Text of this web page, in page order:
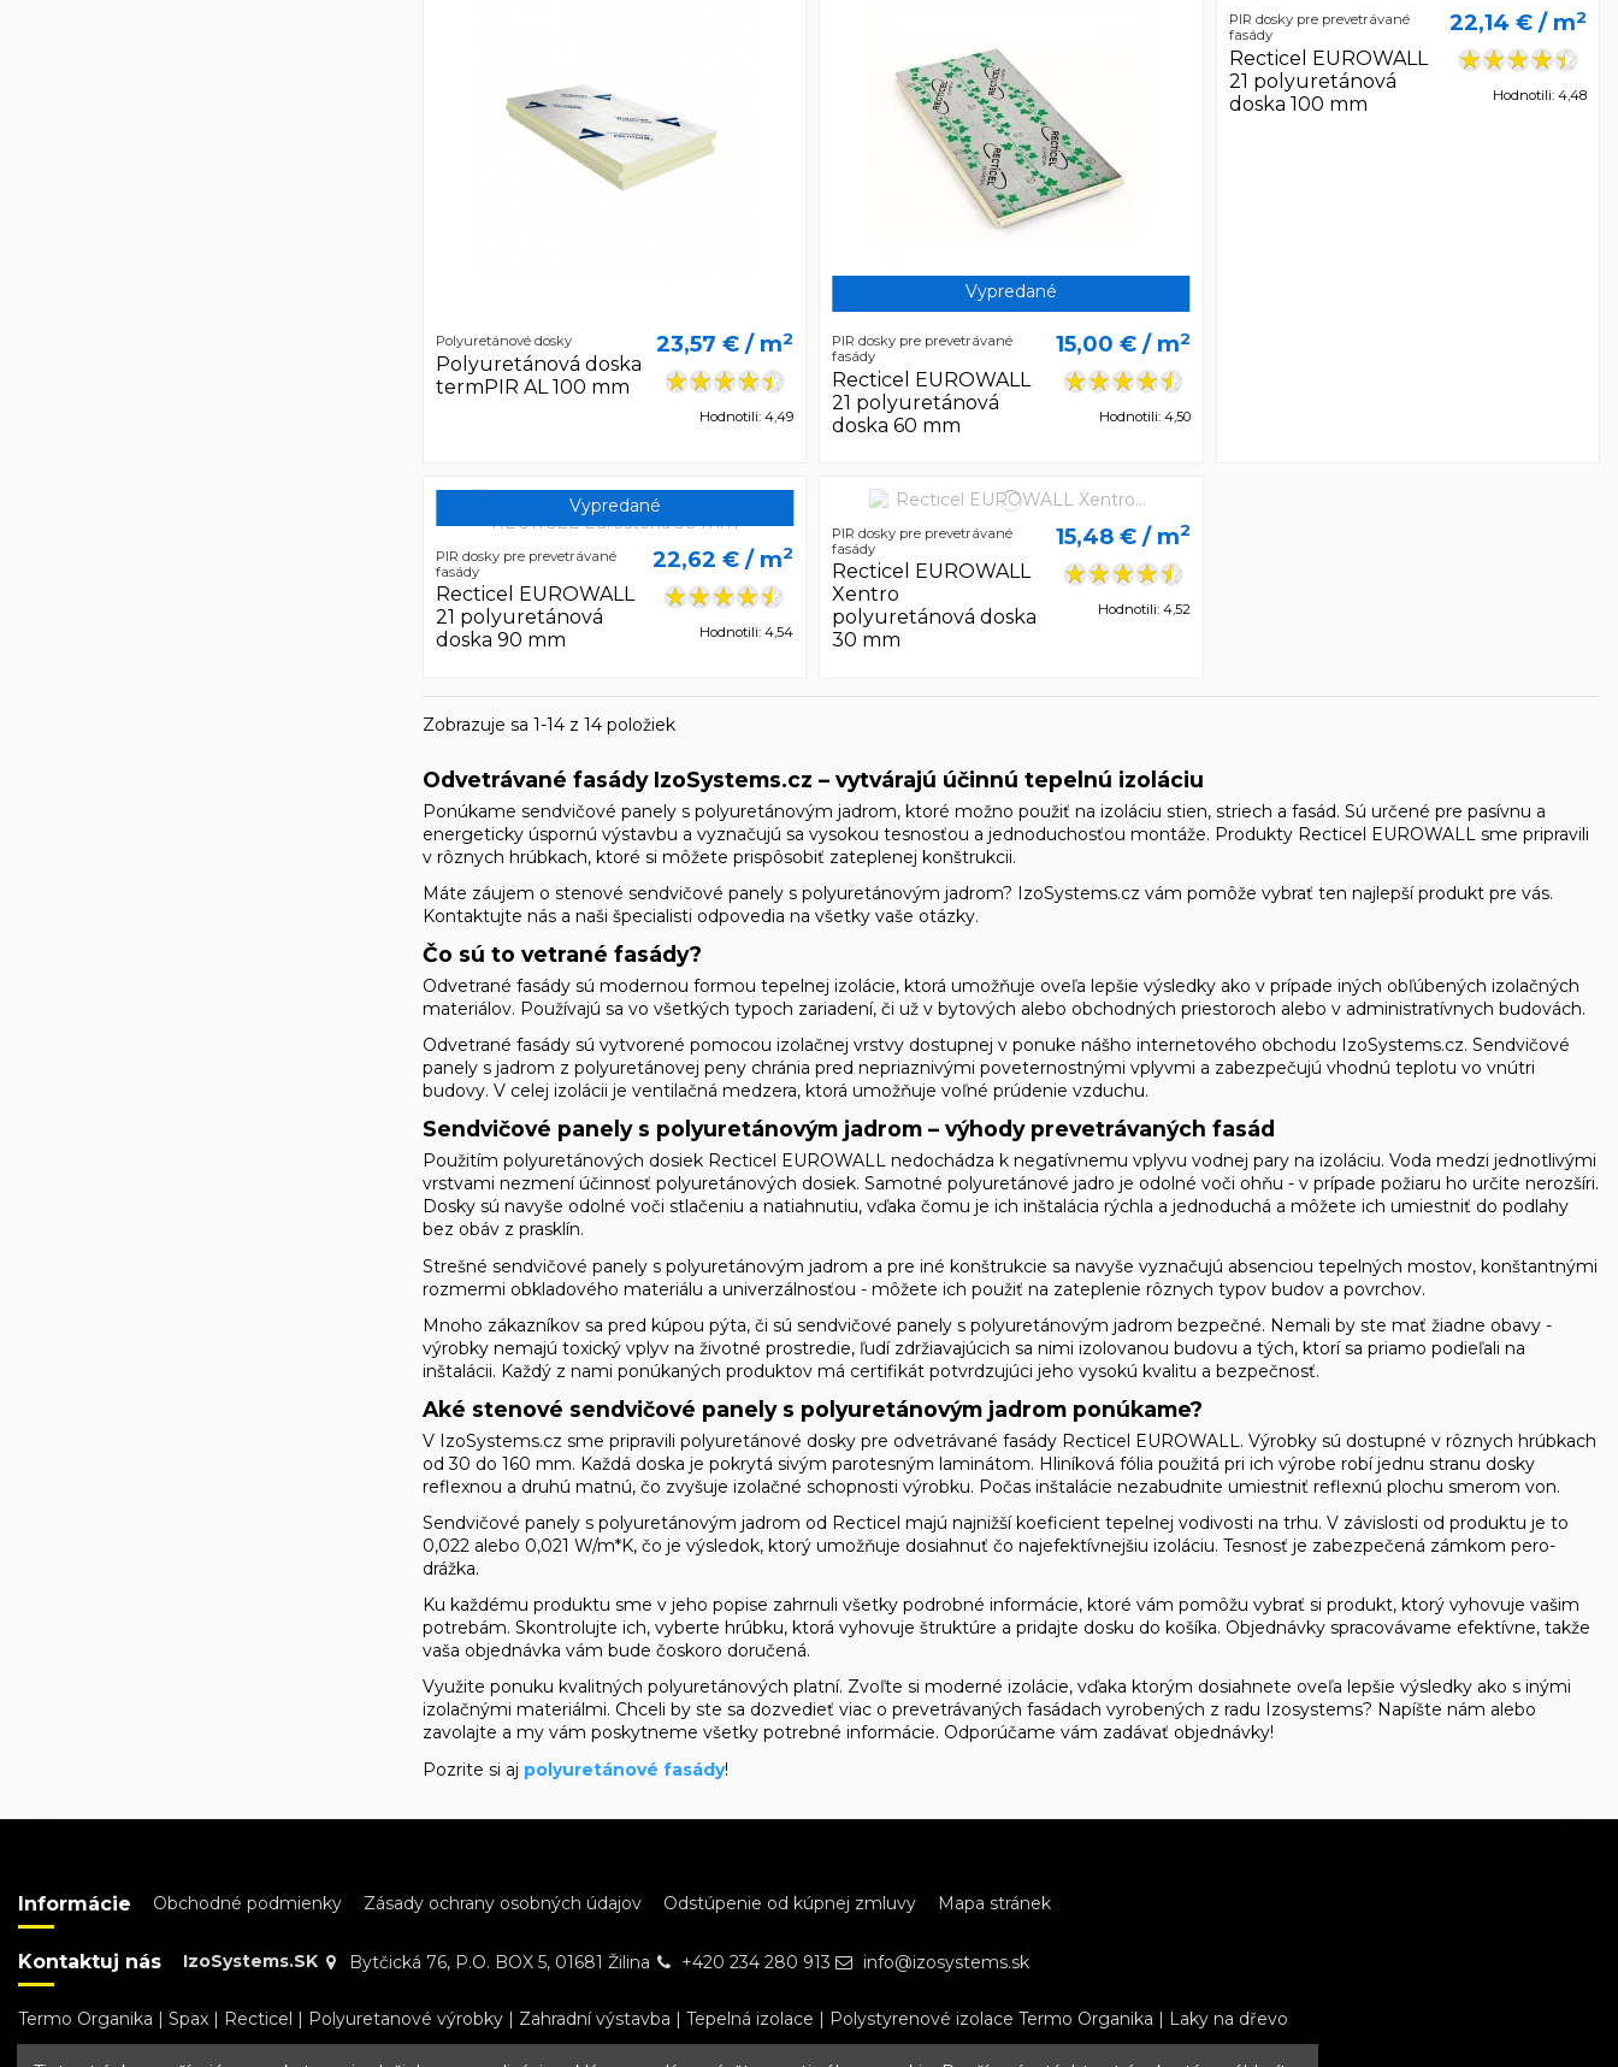
Polyuretánové dosky
Polyuretánová doska
termPIR AL 100 mm
23,57 €/ m2
Hodnotili: 4,49
Vypredané
PIR dosky pre prevetrávané
fasády
Recticel EUROWALL
21 polyuretánová
doska 60 mm
15,00 €/ m2
Hodnotili: 4,50
PIR dosky pre prevetrávané
fasády
Recticel EUROWALL
21 polyuretánová
doska 100 mm
22,14 €/ m2
Hodnotili: 4,48
Vypredané
PIR dosky pre prevetrávané
fasády
Recticel EUROWALL
21 polyuretánová
doska 90 mm
22,62 € / m2
Hodnotili: 4,54
PIR dosky pre prevetrávané
fasády
Recticel EUROWALL
Xentro
polyuretánová doska
30 mm
15,48 €/ m2
Hodnotili: 4,52
Zobrazuje sa 1-14 z 14 položiek
Odvetrávané fasády IzoSystems.cz – vytvárajú účinnú tepelnú izoláciu
Ponúkame sendvičové panely s polyuretánovým jadrom, ktoré možno použiť na izoláciu stien, striech a fasád. Sú určené pre pasívnu a
energeticky úspornú výstavbu a vyznačujú sa vysokou tesnosťou a jednoduchosťou montáže. Produkty Recticel EUROWALL sme pripravili
v rôznych hrúbkach, ktoré si môžete prispôsobiť zateplenej konštrukcii.
Máte záujem o stenové sendvičové panely s polyuretánovým jadrom? IzoSystems.cz vám pomôže vybrať ten najlepší produkt pre vás.
Kontaktujte nás a naši špecialisti odpovedia na všetky vaše otázky.
Čo sú to vetrané fasády?
Odvetrané fasády sú modernou formou tepelnej izolácie, ktorá umožňuje oveľa lepšie výsledky ako v prípade iných obľúbených izolačných
materiálov. Používajú sa vo všetkých typoch zariadení, či už v bytových alebo obchodných priestoroch alebo v administratívnych budovách.
Odvetrané fasády sú vytvorené pomocou izolačnej vrstvy dostupnej v ponuke nášho internetového obchodu IzoSystems.cz. Sendvičové
panely s jadrom z polyuretánovej peny chránia pred nepriaznivými poveternostnými vplyvmi a zabezpečujú vhodnú teplotu vo vnútri
budovy. V celej izolácii je ventilačná medzera, ktorá umožňuje voľné prúdenie vzduchu.
Sendvičové panely s polyuretánovým jadrom – výhody prevetrávaných fasád
Použitím polyuretánových dosiek Recticel EUROWALL nedochádza k negatívnemu vplyvu vodnej pary na izoláciu. Voda medzi jednotlivými
vrstvami nezmení účinnosť polyuretánových dosiek. Samotné polyuretánové jadro je odolné voči ohňu - v prípade požiaru ho určite nerozšíri.
Dosky sú navyše odolné voči stlačeniu a natiahnutiu, vďaka čomu je ich inštalácia rýchla a jednoduchá a môžete ich umiestniť do podlahy
bez obáv z prasklín.
Strešné sendvičové panely s polyuretánovým jadrom a pre iné konštrukcie sa navyše vyznačujú absenciou tepelných mostov, konštantnými
rozmermi obkladového materiálu a univerzálnosťou - môžete ich použiť na zateplenie rôznych typov budov a povrchov.
Mnoho zákazníkov sa pred kúpou pýta, či sú sendvičové panely s polyuretánovým jadrom bezpečné. Nemali by ste mať žiadne obavy -
výrobky nemajú toxický vplyv na životné prostredie, ľudí zdržiavajúcich sa nimi izolovanou budovu a tých, ktorí sa priamo podieľali na
inštalácii. Každý z nami ponúkaných produktov má certifikát potvrdzujúci jeho vysokú kvalitu a bezpečnosť.
Aké stenové sendvičové panely s polyuretánovým jadrom ponúkame?
V IzoSystems.cz sme pripravili polyuretánové dosky pre odvetrávané fasády Recticel EUROWALL. Výrobky sú dostupné v rôznych hrúbkach
od 30 do 160 mm. Každá doska je pokrytá sivým parotesným laminátom. Hliníková fólia použitá pri ich výrobe robí jednu stranu dosky
reflexnou a druhú matnú, čo zvyšuje izolačné schopnosti výrobku. Počas inštalácie nezabudnite umiestniť reflexnú plochu smerom von.
Sendvičové panely s polyuretánovým jadrom od Recticel majú najnižší koeficient tepelnej vodivosti na trhu. V závislosti od produktu je to
0,022 alebo 0,021 W/m*K, čo je výsledok, ktorý umožňuje dosiahnuť čo najefektívnejšiu izoláciu. Tesnosť je zabezpečená zámkom pero-
drážka.
Ku každému produktu sme v jeho popise zahrnuli všetky podrobné informácie, ktoré vám pomôžu vybrať si produkt, ktorý vyhovuje vašim
potrebám. Skontrolujte ich, vyberte hrúbku, ktorá vyhovuje štruktúre a pridajte dosku do košíka. Objednávky spracovávame efektívne, takže
vaša objednávka vám bude čoskoro doručená.
Využite ponuku kvalitných polyuretánových platní. Zvoľte si moderné izolácie, vďaka ktorým dosiahnete oveľa lepšie výsledky ako s inými
izolačnými materiálmi. Chceli by ste sa dozvedieť viac o prevetrávaných fasádach vyrobených z radu Izosystems? Napíšte nám alebo
zavolajte a my vám poskytneme všetky potrebné informácie. Odporúčame vám zadávať objednávky!
Pozrite si aj polyuretánové fasády!
Informácie Obchodné podmienky Zásady ochrany osobných údajov Odstúpenie od kúpnej zmluvy Mapa stránek
Kontaktuj nás IzoSystems.SK Bytčická 76, P.O. BOX 5, 01681 Žilina +420 234 280 913 info@izosystems.sk
Termo Organika Spax Recticel Polyuretanové výrobky Zahradní výstavba Tepelná izolace Polystyrenové izolace Termo Organika Laky na dřevo